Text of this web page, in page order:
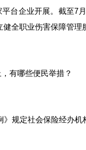
台企业开展。截至7
全职业伤害保障管理
有哪些便民举措？
规定社会保险经办